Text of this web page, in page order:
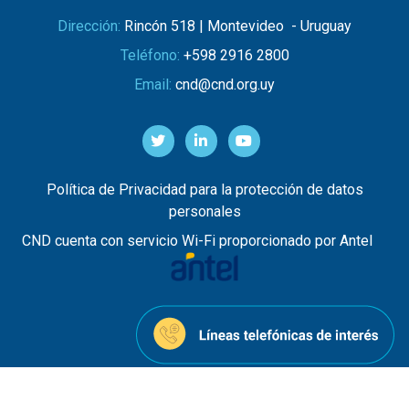
Dirección: Rincón 518 | Montevideo - Uruguay
Teléfono: +598 2916 2800
Email: cnd@cnd.org.uy
Política de Privacidad para la protección de datos
personales
CND cuenta con servicio Wi-Fi proporcionado por Antel